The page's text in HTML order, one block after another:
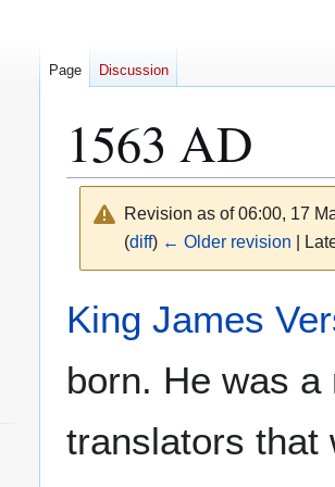
1563 AD
Revision as of 06:00, 17
(diff) ← Older revision |
to
to
King James
born. He was
translators
Page Discussion